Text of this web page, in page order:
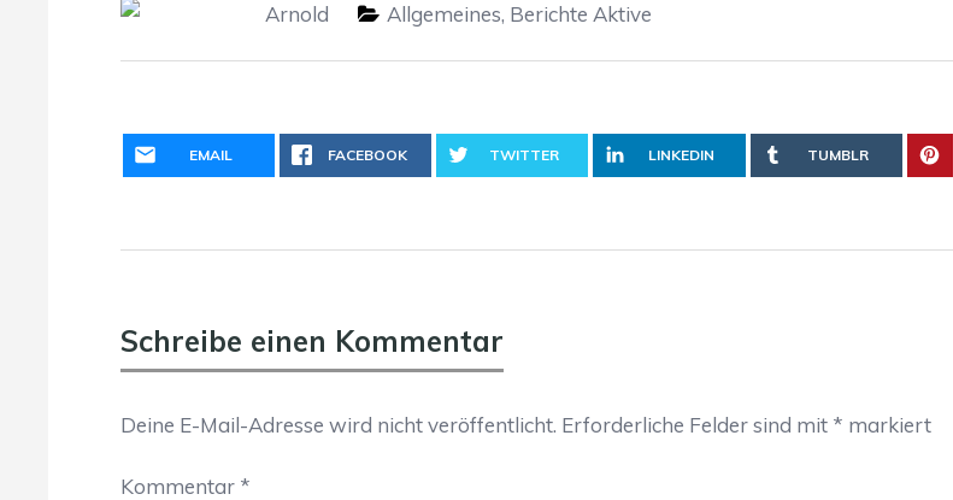
Arnold Allgemeines, Berichte Aktive
EMAIL FACEBOOK TWITTER LINKEDIN TUMBLR
Schreibe einen Kommentar
Deine E-Mail-Adresse wird nicht veröffentlicht. Erforderliche Felder sind mit * markiert
Kommentar *